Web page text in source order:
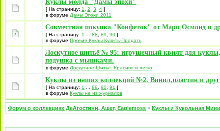
Куклы молда "Дамы эпохи"
[ На страницу: 1 2 3 4 ]
в форуме Дамы Эпохи 2011
Совместная покупка "Конфеток" от Мари Осмонд и
[ На страницу: 1 88 89 90 ]
в форуме Прочие Куклы Купить-Продать
Лоскутное шитьё № 95: игрушечный квилт для куклы,
подушка с мышками.
в форуме Лоскутное Шитье. Красиво и легко
Куклы из наших коллекций №2. Винил,пластик и
[ На страницу: 1 89 90 91 ]
в форуме Куклы не из журналов
Форум о коллекциях ДеАгостини, Ашет, Eaglemoss » Куклы и Кукольная